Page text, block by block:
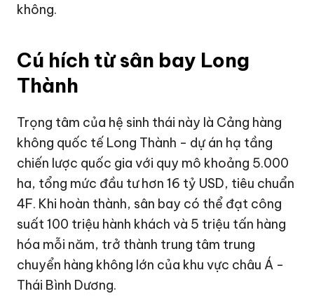
không.
Cú hích từ sân bay Long
Thành
Trọng tâm của hệ sinh thái này là Cảng hàng
không quốc tế Long Thành - dự án hạ tầng
chiến lược quốc gia với quy mô khoảng 5.000
ha, tổng mức đầu tư hơn16 tỷ USD, tiêu chuẩn
4F. Khi hoàn thành, sân bay có thể đạt công
suất 100 triệu hành khách và 5 triệu tấn hàng
hóa mỗi năm, trở thành trung tâm trung
chuyển hàng không lớn của khu vực châu Á -
Thái Bình Dương.